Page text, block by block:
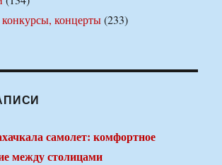
концерты(233)
самолет: комфортное
между столицами